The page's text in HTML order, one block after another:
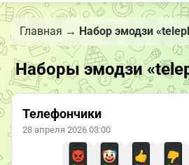
Главная → Набор эмодзи
Наборы эмодзи
Телефончики
28 апреля 2026 03:00